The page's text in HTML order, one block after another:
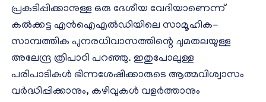
പ്രകടിപ്പിക്കാനുള്ള ഒരു ദേശീയ വേദിയാണെന്ന്
കല്‍ക്കട്ട എന്‍ഐഎല്‍ഡിയിലെ സാമൂഹിക-
സാമ്പത്തിക പുനരധിവാസത്തിന്റെ ചുമതലയുള്ള
അലേന്ദ്ര ത്രിപാഠി പറഞ്ഞു. ഇതുപോലുള്ള
പരിപാടികള്‍ ഭിന്നശേഷിക്കാരുടെ ആത്മവിശ്വാസം
വര്‍ദ്ധിപ്പിക്കാനും, കഴിവുകള്‍ വളര്‍ത്താനും